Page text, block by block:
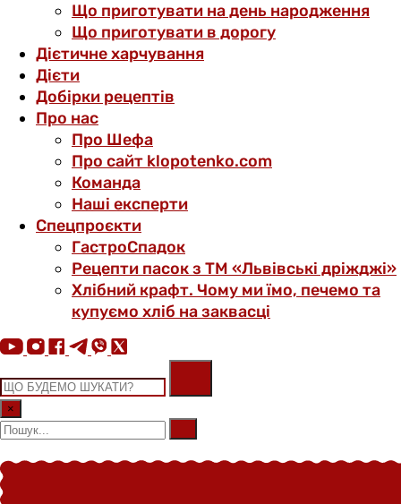
Що приготувати на день народження
Що приготувати в дорогу
Дієтичне харчування
Дієти
Добірки рецептів
Про нас
Про Шефа
Про сайт klopotenko.com
Команда
Наші експерти
Спецпроєкти
ГастроСпадок
Рецепти пасок з ТМ «Львівські дріжджі»
Хлібний крафт. Чому ми їмо, печемо та
купуємо хліб на заквасці
×